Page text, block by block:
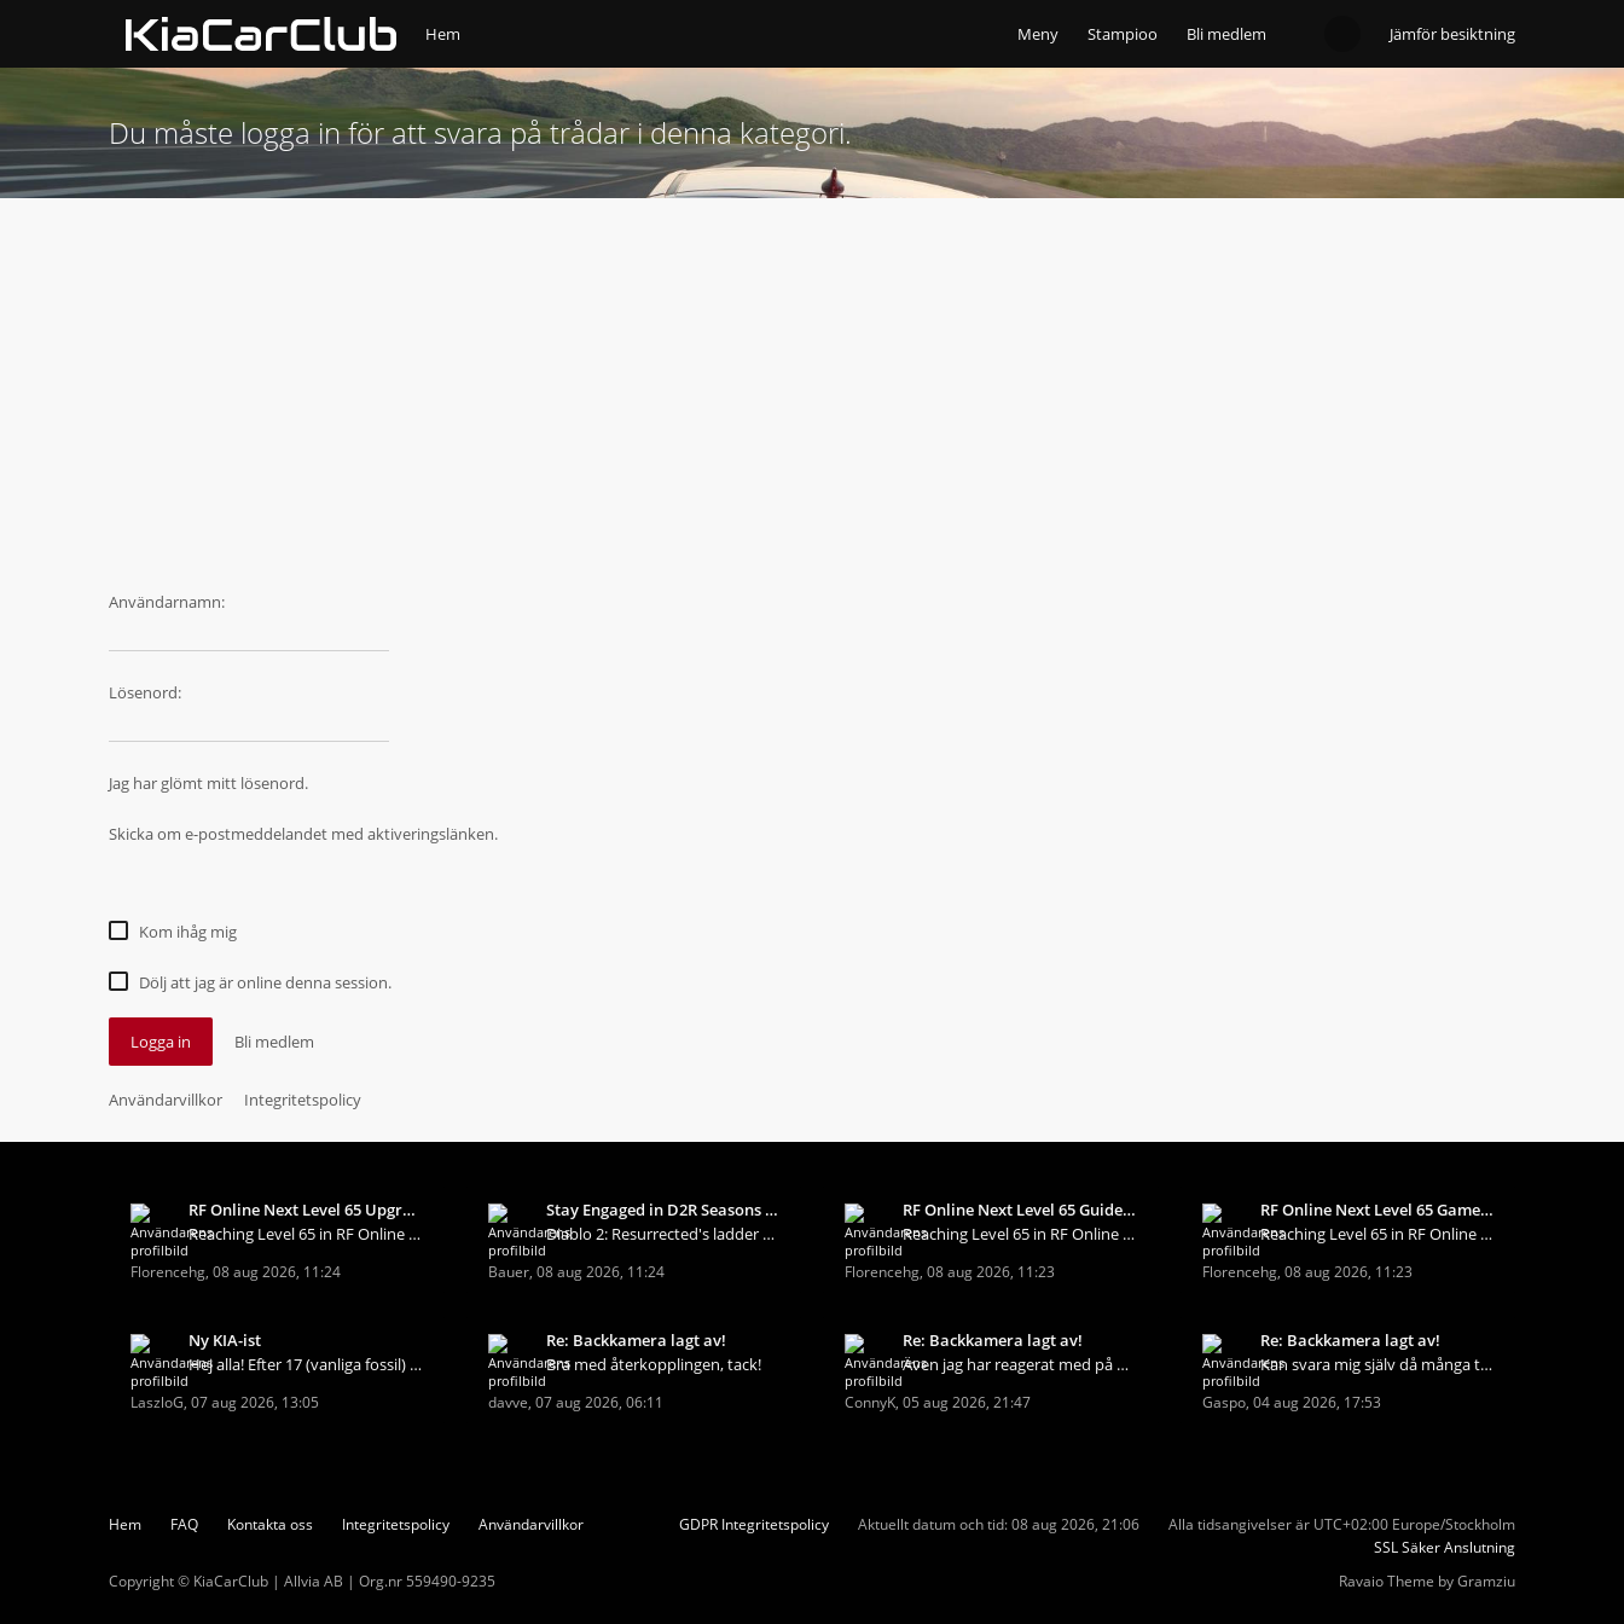
Meny Stampioo Bli medlem Jämför besiktning
Hem
Du måste logga in för att svara på trådar i denna kategori.
Användarnamn:
Lösenord:
Jag har glömt mitt lösenord.
Skicka om e-postmeddelandet med aktiveringslänken.
Kom ihåg mig
Dölj att jag är online denna session.
Logga in Bli medlem
Användarvillkor Integritetspolicy
RF Online Next Level 65 Upgrade Guide: Maximize Co
Reaching Level 65 in RF Online Next Diamond opens
Florencehg, 08 aug 2026, 11:24
Stay Engaged in D2R Seasons Using U4gm
Diablo 2: Resurrected's ladder economy changes qui
Bauer, 08 aug 2026, 11:24
RF Online Next Level 65 Guide: Best Rewards, Skill
Reaching Level 65 in RF Online Next Diamond opens
Florencehg, 08 aug 2026, 11:23
RF Online Next Level 65 Gameplay Guide: Epic Rover
Reaching Level 65 in RF Online Next Diamond opens
Florencehg, 08 aug 2026, 11:23
Ny KIA-ist
Hej alla! Efter 17 (vanliga fossil) bilar och 45 å
LaszloG, 07 aug 2026, 13:05
Re: Backkamera lagt av!
Bra med återkopplingen, tack!
davve, 07 aug 2026, 06:11
Re: Backkamera lagt av!
Även jag har reagerat med på KIA's hutlösa reservd
ConnyK, 05 aug 2026, 21:47
Re: Backkamera lagt av!
Kan svara mig själv då många tyvärr inte gör det d
Gaspo, 04 aug 2026, 17:53
Hem FAQ Kontakta oss Integritetspolicy Användarvillkor Alla tidsangivelser är UTC+02:00 Europe/Stockholm
Aktuellt datum och tid: 08 aug 2026, 21:06
GDPR Integritetspolicy
SSL Säker Anslutning
Copyright © KiaCarClub | Allvia AB | Org.nr 559490-9235
Ravaio Theme byGramziu